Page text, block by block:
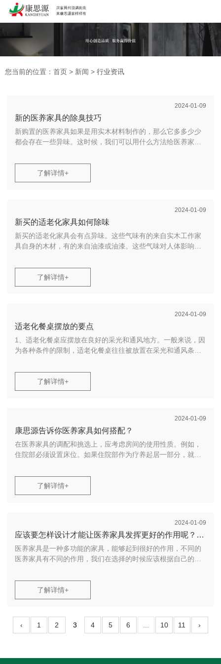
广东康思源医养家具有限公司为您免费提供
适老化餐桌等相关信息发布和资讯展示，敬请关注！您暂无新询盘
信息！
13926037408
您当前的位置：首页 > 新闻 > 行业资讯
2024-01-09
新的医养家具的除臭技巧
新购置的医养家具如果是用实木材料制作的，那么它多多少少
都会存在一些异味。这时候，我们可以用什么方法给医养家具
1、茶叶除臭
新医养家具的异味主要通过活性炭和高效空气处理去除。但这
两种物质只能暂时吸收某些污染物。当室内温度和风速上升到
一定程度时，这些污染物就会分化，从而造成二次污染。为了
3、醋除臭
4、盐水除臭
实际上，盐水是一种很好的除臭剂。你只需要在室内放两壶冷
康思源致力于为老年群体提供质量高、性价比高的适老化家
具，医养家具，适老化餐桌等产品。质量第一、精益求精，为
了解详情+
2024-01-09
新买的适老化家具如何除味
新买的适老化家具会有点异味。这些气味有的来自实木工作家
具自身的木材，有的来自油漆或油漆。这些气味对人体影响不
日，欧曼将简要介绍除臭的常用办法！
1、适老化家具之除臭通风
也是消除室内污染的一种经济有用的办法。房子里没有人的时
分通风是适宜的。太阳出来后，每天都要开窗通风
2、适老化家具之除臭植物
在室内放些绿色植物也能有用去除异味！特别是吊兰、芦笋、
常绿植物、仙人掌、桂贝珠、常春藤等都能有用吸收有毒气
体。此外，市面上盛行的安全树、樟树等大型植物，能释放出
康思源医养家具，为老年群体提供质量高、性价比高的适老化
家具，医养家具，适老化餐桌等产品。质量第一、精益求精，
为中国养老事业贡献康思源力量！
了解详情+
2024-01-09
适老化餐桌摆放的要点
1、适老化餐桌应摆放在良好的采光和通风地方。一般来说，因
为各种条件的限制，适老化餐桌往往被放置在采光和通风条件
多，因此更应留意天然采光和通风，使空间愈加舒适亮堂。
2、适老化餐桌应设置在接近厨房的方位，便利上桌、取放餐
具。
4、如果有坐轮椅的老人，应该为他们预留专门的就餐座位。专
用座椅的方位应便于轮椅进出。
5、适老化餐桌上可配备薄抽屉，便利老人寄存小东西。
6、适老化餐桌上方应有足够的亮度和天然的色彩，使老人能看
康思源医养家具，为老年群体提供质量高、性价比高的适老化
家具，医养家具，适老化餐桌等产品。质量第一、精益求精，
为中国养老事业贡献康思源力量！
了解详情+
2024-01-09
康思源告诉你医养家具如何搭配？
在医养家具的调配和挑选上，应考虑房间的使用性质。例如，
住院部必须设置床位。如果住院部作为疗养起居一部分，就应
尺度、风格、颜色、质地、造型等方面对医用家具进行挑选和
放置病床、储物柜等；亮堂区接近窗户，光线亮堂，合适查看
治疗，如医养桌椅、书橱、检查仪器等。活动区用于候诊和步
行活动，可放置医养沙发和候诊椅。
环境相适应。高度一致的医疗组合柜更谨慎，不易替换。医养
家具动摇过大，简单形成凌乱感。因此，不要将医养护理床、
医养桌椅等矮小家具接近衣柜放置，以免发生不平衡感。真正
伸的生动而有节奏的视觉效果。
了解详情+
2024-01-09
应该要怎样设计才能让医养家具发挥更好的作用呢？广
州康思源医养家具厂家来给大家说说
医养家具是一种多功能的家具，能够起到很好的作用，不同的
医养家具有不同的作用，我们在选择的时候应该根据自己的需
这都需要设计者在进行设计的时候就充分考虑一下，怎样设计
才能让医养家具发挥更好的作用?
在设计医养家具的时候颜色要使用浅色系的，因为浅色系
了解详情+
‹ 1 2 3 4 5 6 ... 10 11 ›